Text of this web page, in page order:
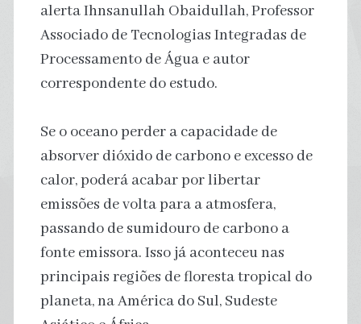
alerta Ihnsanullah Obaidullah, Professor
Associado de Tecnologias Integradas de
Processamento de Água e autor
correspondente do estudo.
Se o oceano perder a capacidade de
absorver dióxido de carbono e excesso de
calor, poderá acabar por libertar
emissões de volta para a atmosfera,
passando de sumidouro de carbono a
fonte emissora. Isso já aconteceu nas
principais regiões de floresta tropical do
planeta, na América do Sul, Sudeste